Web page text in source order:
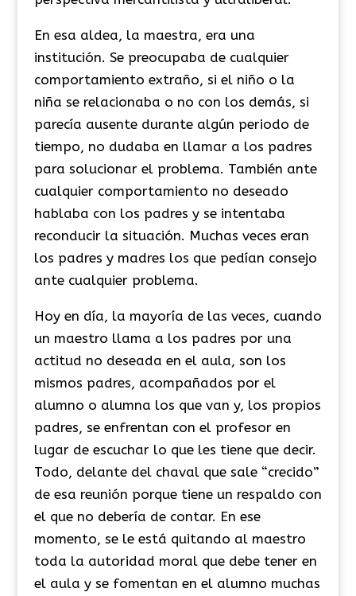
En esa aldea, la maestra, era una
institución. Se preocupaba de cualquier
comportamiento extraño, si el niño o la
niña se relacionaba o no con los demás, si
parecía ausente durante algún periodo de
tiempo, no dudaba en llamar a los padres
para solucionar el problema. También ante
cualquier comportamiento no deseado
hablaba con los padres y se intentaba
reconducir la situación. Muchas veces eran
los padres y madres los que pedían consejo
ante cualquier problema.
Hoy en día, la mayoría de las veces, cuando
un maestro llama a los padres por una
actitud no deseada en el aula, son los
mismos padres, acompañados por el
alumno o alumna los que van y, los propios
padres, se enfrentan con el profesor en
lugar de escuchar lo que les tiene que decir.
Todo, delante del chaval que sale “crecido”
de esa reunión porque tiene un respaldo con
el que no debería de contar. En ese
momento, se le está quitando al maestro
toda la autoridad moral que debe tener en
el aula y se fomentan en el alumno muchas